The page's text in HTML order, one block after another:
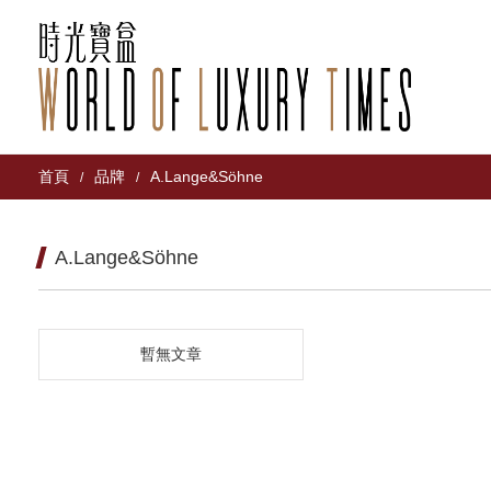
首頁 / 品牌 / A.Lange&Söhne
A.Lange&Söhne
暫無文章